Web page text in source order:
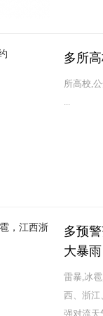
多所
所高校,
...
多预
大暴雨
雷暴,冰
西、浙江
强对流天